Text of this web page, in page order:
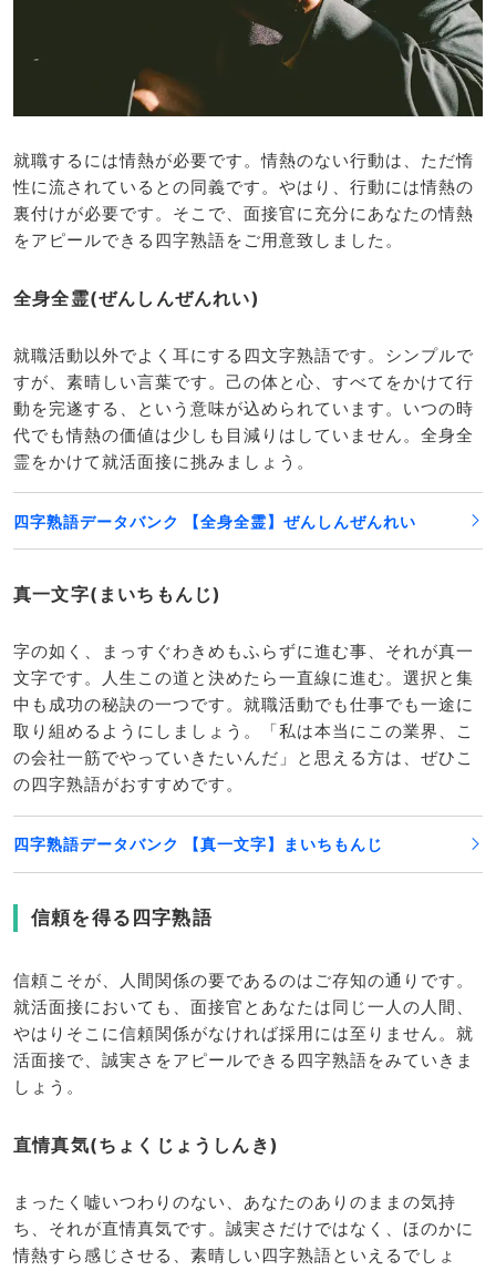
就職するには情熱が必要です。情熱のない行動は、ただ惰
性に流されているとの同義です。やはり、行動には情熱の
裏付けが必要です。そこで、面接官に充分にあなたの情熱
をアピールできる四字熟語をご用意致しました。
全身全霊(ぜんしんぜんれい)
就職活動以外でよく耳にする四文字熟語です。シンプルで
すが、素晴しい言葉です。己の体と心、すべてをかけて行
動を完遂する、という意味が込められています。いつの時
代でも情熱の価値は少しも目減りはしていません。全身全
霊をかけて就活面接に挑みましょう。
四字熟語データバンク 【全身全霊】ぜんしんぜんれい
真一文字(まいちもんじ)
字の如く、まっすぐわきめもふらずに進む事、それが真一
文字です。人生この道と決めたら一直線に進む。選択と集
中も成功の秘訣の一つです。就職活動でも仕事でも一途に
取り組めるようにしましょう。「私は本当にこの業界、こ
の会社一筋でやっていきたいんだ」と思える方は、ぜひこ
の四字熟語がおすすめです。
四字熟語データバンク 【真一文字】まいちもんじ
信頼を得る四字熟語
信頼こそが、人間関係の要であるのはご存知の通りです。
就活面接においても、面接官とあなたは同じ一人の人間、
やはりそこに信頼関係がなければ採用には至りません。就
活面接で、誠実さをアピールできる四字熟語をみていきま
しょう。
直情真気(ちょくじょうしんき)
まったく嘘いつわりのない、あなたのありのままの気持
ち、それが直情真気です。誠実さだけではなく、ほのかに
情熱すら感じさせる、素晴しい四字熟語といえるでしょ